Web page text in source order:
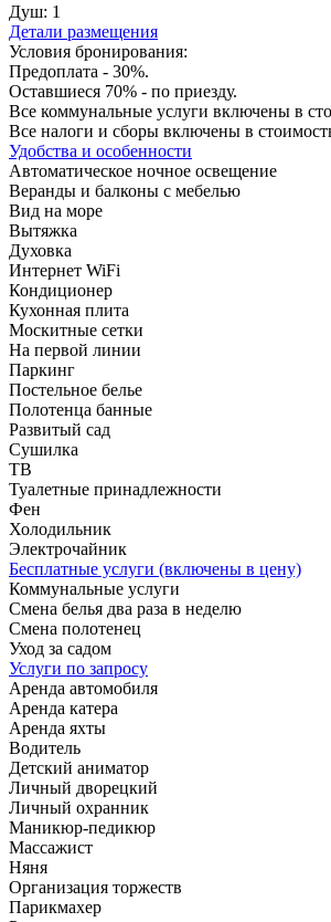
Душ: 1
Детали размещения
Условия бронирования:
Предоплата - 30%.
Оставшиеся 70% - по приезду.
Все коммунальные услуги включены в
Все налоги и сборы включены в
Удобства и особенности
Автоматическое ночное освещение
Веранды и балконы с мебелью
Вид на море
Вытяжка
Духовка
Интернет WiFi
Кондиционер
Кухонная плита
Москитные сетки
На первой линии
Паркинг
Постельное белье
Полотенца банные
Развитый сад
Сушилка
ТВ
Туалетные принадлежности
Фен
Холодильник
Электрочайник
Бесплатные услуги (включены в цену)
Коммунальные услуги
Смена белья два раза в неделю
Смена полотенец
Уход за садом
Услуги по запросу
Аренда автомобиля
Аренда катера
Аренда яхты
Водитель
Детский аниматор
Личный дворецкий
Личный охранник
Маникюр-педикюр
Массажист
Няня
Организация торжеств
Парикмахер